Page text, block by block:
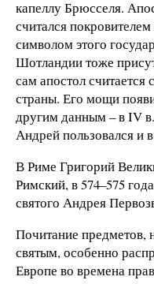
капеллу Брюсселя.
считался
символом этого
Шотландии тоже
сам апостол считается
страны. Его мощи
другим данным – в IV
Андрей пользовался и
В Риме Григорий
Римский, в 574–575
святого Андрея
Почитание предметов,
святым, особенно
Европе во времена